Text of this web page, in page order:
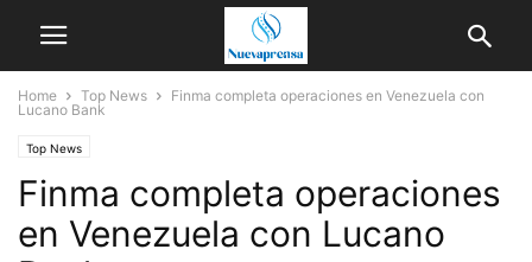
Home Top News
Finma completa operaciones en Venezuela con
Lucano Bank
Top News
Finma completa operaciones
en Venezuela con Lucano